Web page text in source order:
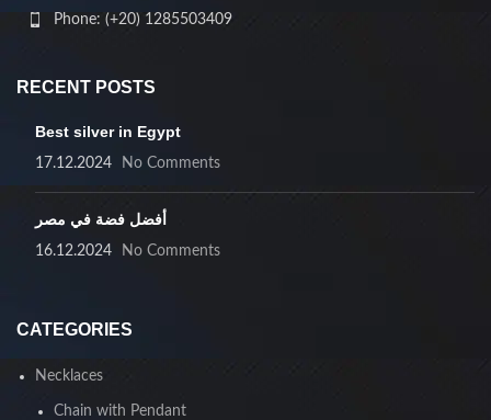
Phone: (+20) 1285503409
RECENT POSTS
Best silver in Egypt
17.12.2024 No Comments
أفضل فضة في مصر
16.12.2024 No Comments
CATEGORIES
Necklaces
Chain with Pendant